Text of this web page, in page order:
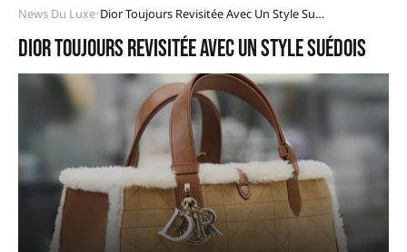
News Du Luxe• Dior Toujours Revisitée Avec Un Style Suédois
Dior Toujours revisitée avec un Style Suédois